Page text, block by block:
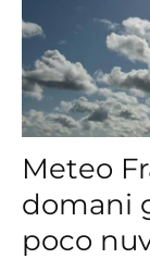
Meteo
domani
poco